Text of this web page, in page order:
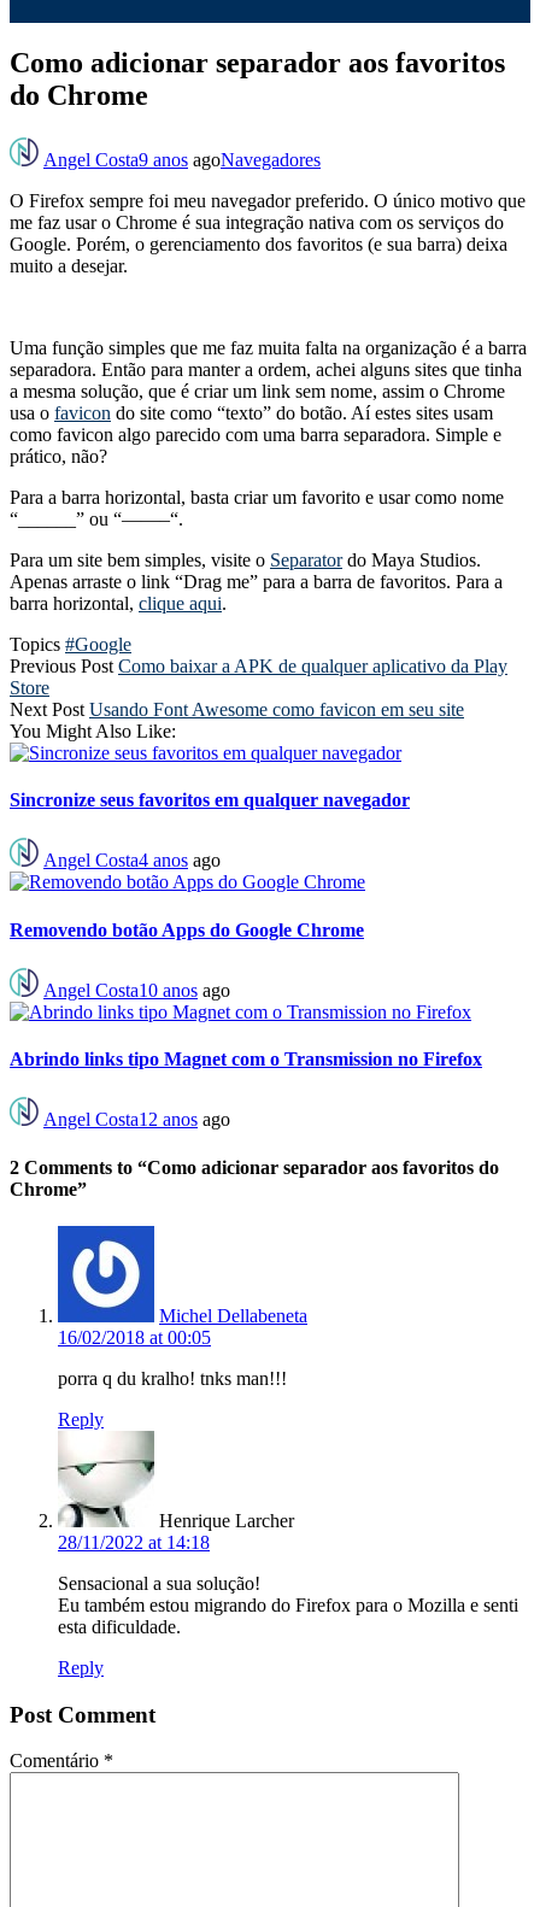
Como adicionar separador aos favoritos
do Chrome
Angel Costa9 anos agoNavegadores
O Firefox sempre foi meu navegador preferido. O único motivo que
me faz usar o Chrome é sua integração nativa com os serviços do
Google. Porém, o gerenciamento dos favoritos (e sua barra) deixa
muito a desejar.
Uma função simples que me faz muita falta na organização é a barra
separadora. Então para manter a ordem, achei alguns sites que tinha
a mesma solução, que é criar um link sem nome, assim o Chrome
usa o favicon do site como “texto” do botão. Aí estes sites usam
como favicon algo parecido com uma barra separadora. Simple e
prático, não?
Para a barra horizontal, basta criar um favorito e usar como nome
“______” ou “——–“.
Para um site bem simples, visite o Separatordo Maya Studios.
Apenas arraste o link “Drag me” para a barra de favoritos. Para a
barra horizontal, clique aqui.
Topics #Google
Previous Post Como baixar a APK de qualquer aplicativo da Play
Store
Next Post Usando Font Awesome como favicon em seu site
You Might Also Like:
Sincronize seus favoritos em qualquer navegador
Angel Costa4 anos ago
Removendo botão Apps do Google Chrome
Angel Costa10 anos ago
Abrindo links tipo Magnet com o Transmission no Firefox
Angel Costa12 anos ago
2 Comments to “Como adicionar separador aos favoritos do
Chrome”
Michel Dellabeneta
16/02/2018 at 00:05
porra q du kralho! tnks man!!!
Reply
Henrique Larcher
28/11/2022 at 14:18
Sensacional a sua solução!
Eu também estou migrando do Firefox para o Mozilla e senti
esta dificuldade.
Reply
Post Comment
Comentário *